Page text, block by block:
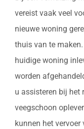
vereist vaak veel
nieuwe woning
thuis van te
huidige woning
worden
u assisteren bij het
veegschoon
kunnen het